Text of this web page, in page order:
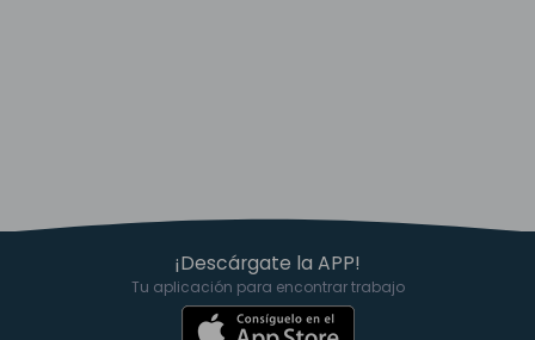
¡Descárgate la APP!
Tu aplicación para encontrar trabajo